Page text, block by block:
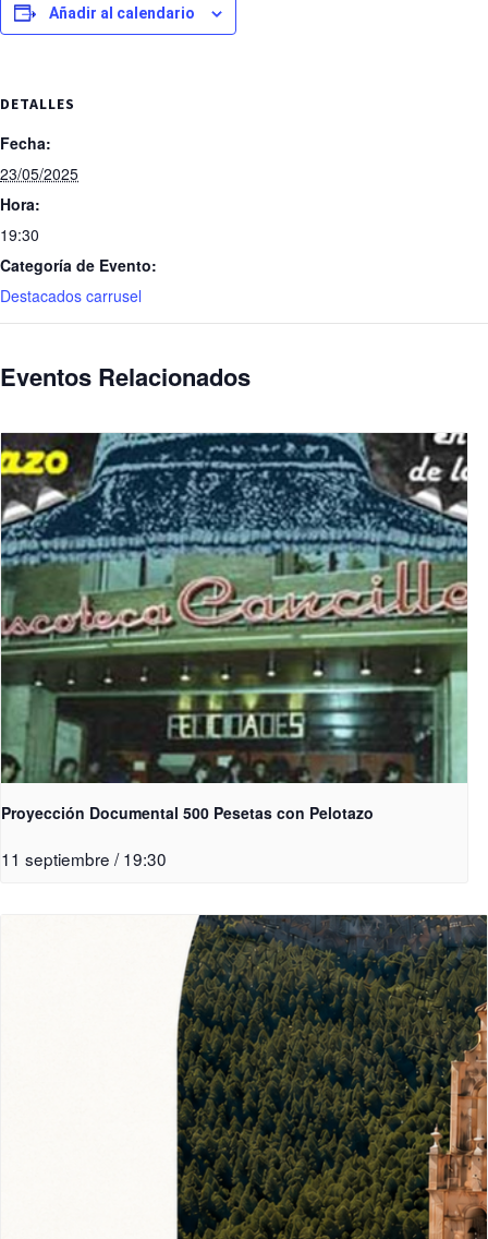
Añadir al calendario
DETALLES
Fecha:
23/05/2025
Hora:
19:30
Categoría de Evento:
Destacados carrusel
Eventos Relacionados
Proyección Documental 500 Pesetas con Pelotazo
11 septiembre / 19:30